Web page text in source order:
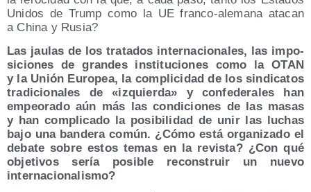
Uni­dos de Trump como la UE fran­co-ale­ma­na ata­can
a Chi­na y Rusia?
Las jau­las de los tra­ta­dos inter­na­cio­na­les, las impo­
si­cio­nes de gran­des ins­ti­tu­cio­nes como la OTAN
y la Unión Euro­pea, la com­pli­ci­dad de los sin­di­ca­tos
tra­di­cio­na­les de «izquier­da» y con­fe­de­ra­les han
empeo­ra­do aún más las con­di­cio­nes de las masas
y han com­pli­ca­do la posi­bi­li­dad de unir las luchas
bajo una ban­de­ra común. ¿Cómo está orga­ni­za­do el
deba­te sobre estos temas en la revis­ta? ¿Con qué
obje­ti­vos sería posi­ble recons­truir un nue­vo
internacionalismo?